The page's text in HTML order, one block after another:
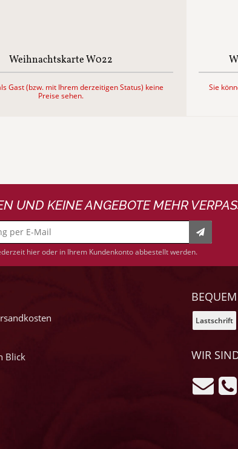
Weihnachtskarte W022
Gast (bzw. mit Ihrem derzeitigen Status) keine
Preise sehen.
Sie
UND KEINE ANGEBOTE MEHR
hier oder in Ihrem Kundenkonto abbestellt werden.
Blick
Lastschrift
WIR